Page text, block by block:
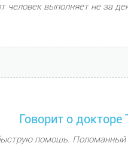
человек выполняет не за
Говорит о докторе
помощь. Поломанный